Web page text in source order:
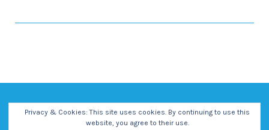
Privacy & Cookies: This site uses cookies. By continuing to use this
website, you agree to their use.